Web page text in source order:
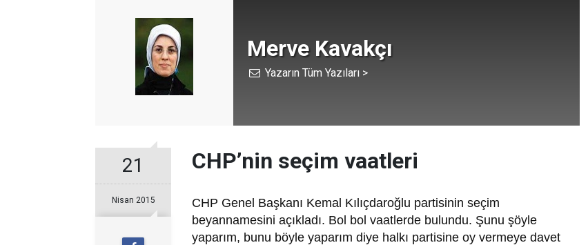
Merve Kavakçı
Yazarın Tüm Yazıları >
21
Nisan 2015
CHP’nin seçim vaatleri
CHP Genel Başkanı Kemal Kılıçdaroğlu partisinin seçim
beyannamesini açıkladı. Bol bol vaatlerde bulundu. Şunu şöyle
yaparım, bunu böyle yaparım diye halkı partisine oy vermeye davet